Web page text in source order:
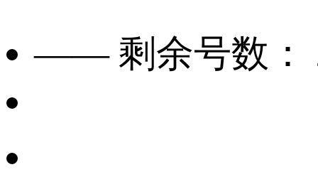
—— 剩余号数：